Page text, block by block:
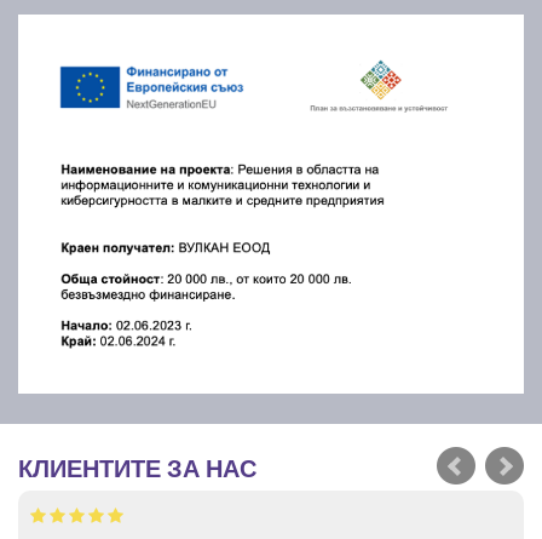
КЛИЕНТИТЕ ЗА НАС